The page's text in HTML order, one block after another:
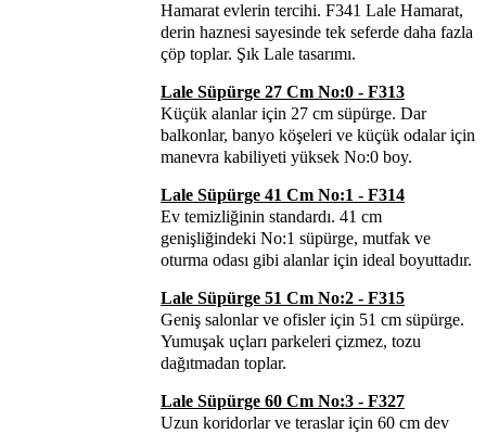
Hamarat evlerin tercihi. F341 Lale Hamarat,
derin haznesi sayesinde tek seferde daha fazla
çöp toplar. Şık Lale tasarımı.
Lale Süpürge 27 Cm No:0 - F313
Küçük alanlar için 27 cm süpürge. Dar
balkonlar, banyo köşeleri ve küçük odalar için
manevra kabiliyeti yüksek No:0 boy.
Lale Süpürge 41 Cm No:1 - F314
Ev temizliğinin standardı. 41 cm
genişliğindeki No:1 süpürge, mutfak ve
oturma odası gibi alanlar için ideal boyuttadır.
Lale Süpürge 51 Cm No:2 - F315
Geniş salonlar ve ofisler için 51 cm süpürge.
Yumuşak uçları parkeleri çizmez, tozu
dağıtmadan toplar.
Lale Süpürge 60 Cm No:3 - F327
Uzun koridorlar ve teraslar için 60 cm dev